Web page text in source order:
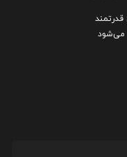
می‌شود